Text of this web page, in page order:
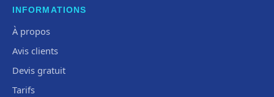
INFORMATIONS
À propos
Avis clients
Devis gratuit
Tarifs